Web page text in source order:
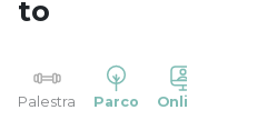
to
Palestra Parco Online